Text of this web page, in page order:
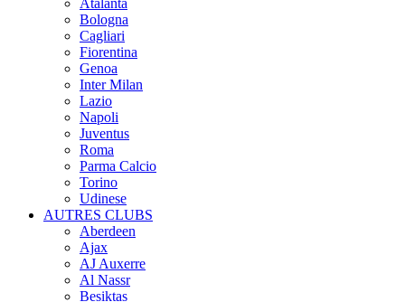
Bologna
Cagliari
Fiorentina
Genoa
Inter Milan
Lazio
Napoli
Juventus
Roma
Parma Calcio
Torino
Udinese
AUTRES CLUBS
Aberdeen
Ajax
AJ Auxerre
Al Nassr
Besiktas